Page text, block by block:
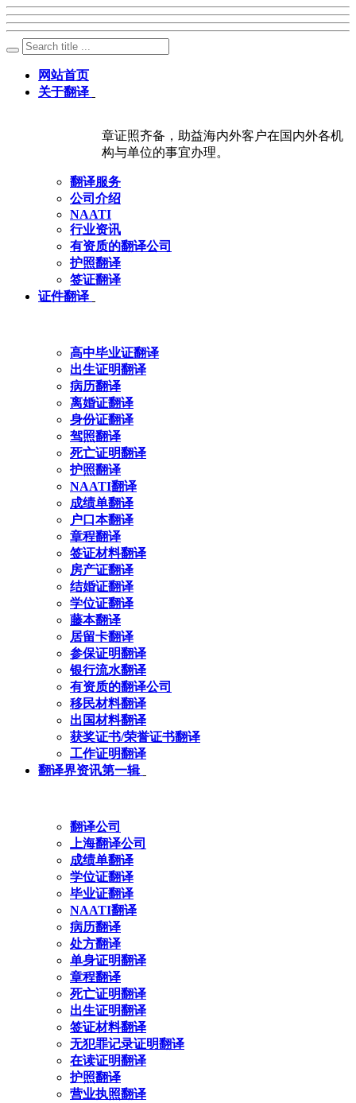
网站首页
关于翻译
章证照齐备，助益海内外客户在国内外各机
构与单位的事宜办理。
翻译服务
公司介绍
NAATI
行业资讯
有资质的翻译公司
护照翻译
签证翻译
证件翻译
高中毕业证翻译
出生证明翻译
病历翻译
离婚证翻译
身份证翻译
驾照翻译
死亡证明翻译
护照翻译
NAATI翻译
成绩单翻译
户口本翻译
章程翻译
签证材料翻译
房产证翻译
结婚证翻译
学位证翻译
藤本翻译
居留卡翻译
参保证明翻译
银行流水翻译
有资质的翻译公司
移民材料翻译
出国材料翻译
获奖证书/荣誉证书翻译
工作证明翻译
翻译界资讯第一辑
翻译公司
上海翻译公司
成绩单翻译
学位证翻译
毕业证翻译
NAATI翻译
病历翻译
处方翻译
单身证明翻译
章程翻译
死亡证明翻译
出生证明翻译
签证材料翻译
无犯罪记录证明翻译
在读证明翻译
护照翻译
营业执照翻译